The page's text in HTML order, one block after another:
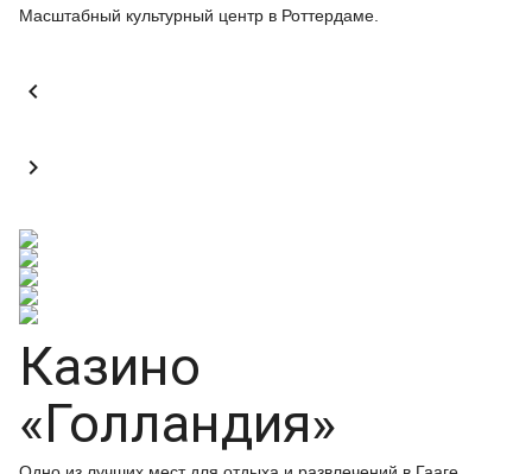
Масштабный культурный центр в Роттердаме.


Казино
«Голландия»